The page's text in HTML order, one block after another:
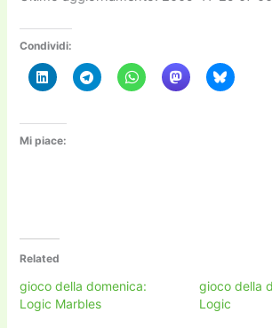
Condividi:
Mi piace:
Related
gioco della domenica:
Logic Marbles
gioco della
Logic